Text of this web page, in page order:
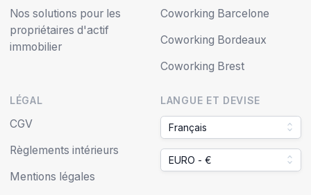
Nos solutions pour les
propriétaires d'actif
immobilier
Coworking Barcelone
Coworking Bordeaux
Coworking Brest
LÉGAL
CGV
Règlements intérieurs
Mentions légales
LANGUE ET DEVISE
Français
EURO - €